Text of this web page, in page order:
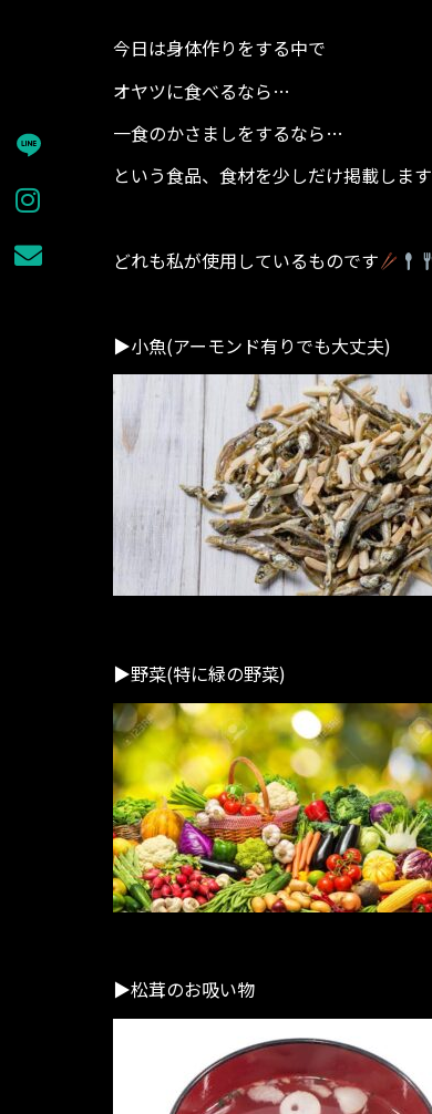
今日は身体作りをする中で
オヤツに食べるなら…
一食のかさましをするなら…
という食品、食材を少しだけ掲載します
どれも私が使用しているものです
▶︎小魚(アーモンド有りでも大丈夫)
▶︎野菜(特に緑の野菜)
▶︎松茸のお吸い物